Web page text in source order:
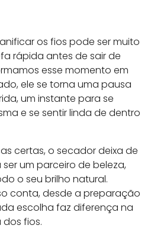
os fios pode ser muito
rápida antes de sair de
esse momento em
ele se torna uma pausa
um instante para se
e se sentir linda de dentro
certas, o secador deixa de
um parceiro de beleza,
o seu brilho natural.
conta, desde a preparação
escolha faz diferença na
fios.